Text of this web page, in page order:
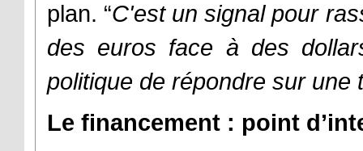
plan. “C'est un signal pour
des euros face à des
politique de répondre sur une
Le financement : point